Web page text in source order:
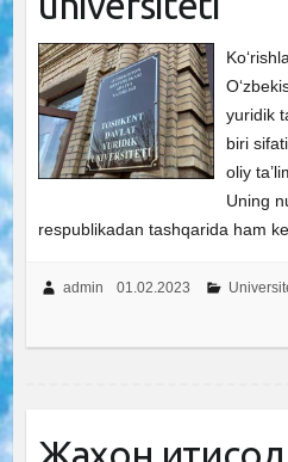
yuridik
biri
oliy
Uning
respublikadan tashqarida ham
admin 01.02.2023